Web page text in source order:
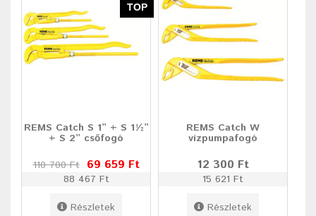
TOP
REMS Catch S 1” + S 1½”
+ S 2” csőfogó
110 700 Ft 69 659 Ft
88 467 Ft
Részletek
REMS Catch W
vízpumpafogó
12 300 Ft
15 621 Ft
Részletek